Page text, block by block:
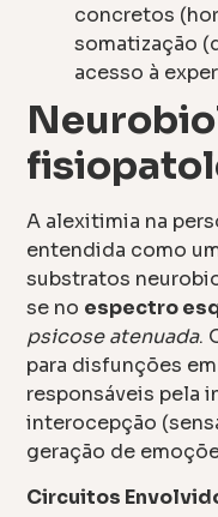
concretos
somatização
acesso à
A alexitimia na
entendida como
substratos
se no espectro
psicose atenuada.
para disfunções
responsáveis pela
interocepção
geração de
Circuitos